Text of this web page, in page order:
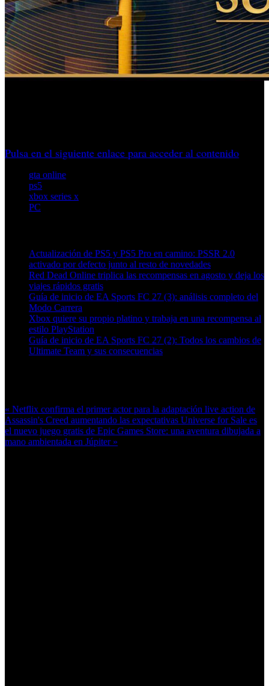
Pulsa en el siguiente enlace para acceder al contenido
gta online
ps5
xbox series x
PC
Actualización de PS5 y PS5 Pro en camino: PSSR 2.0
activado por defecto junto al resto de novedades
Red Dead Online triplica las recompensas en agosto y deja los
viajes rápidos gratis
Guía de inicio de EA Sports FC 27 (3): análisis completo del
Modo Carrera
Xbox quiere su propio platino y trabaja en una recompensa al
estilo PlayStation
Guía de inicio de EA Sports FC 27 (2): Todos los cambios de
Ultimate Team y sus consecuencias
« Netflix confirma el primer actor para la adaptación live action de
Assassin's Creed aumentando las expectativas Universe for Sale es
el nuevo juego gratis de Epic Games Store: una aventura dibujada a
mano ambientada en Júpiter »